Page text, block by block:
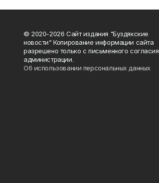
© 2020-2026 Сайт издания "Буздякские
новости" Копирование информации сайта
разрешено только с письменного согласия
администрации.
Об использовании персональных данных